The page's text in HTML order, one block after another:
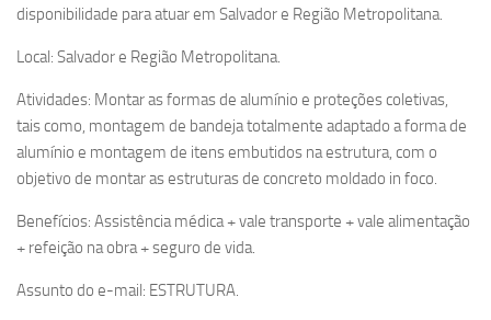
disponibilidade para atuar em Salvador e Região Metropolitana.
Local: Salvador e Região Metropolitana.
Atividades: Montar as formas de alumínio e proteções coletivas,
tais como, montagem de bandeja totalmente adaptado a forma de
alumínio e montagem de itens embutidos na estrutura, com o
objetivo de montar as estruturas de concreto moldado in foco.
Benefícios: Assistência médica + vale transporte + vale alimentação
+ refeição na obra + seguro de vida.
Assunto do e-mail: ESTRUTURA.